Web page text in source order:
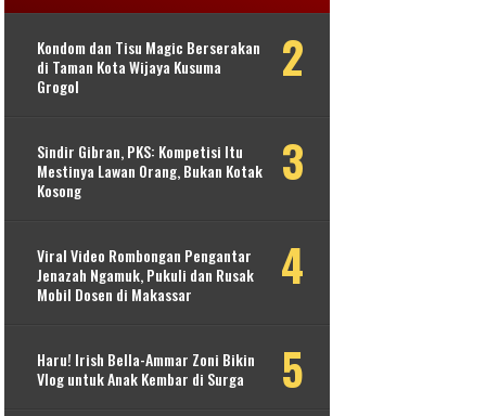
Kondom dan Tisu Magic Berserakan
di Taman Kota Wijaya Kusuma
Grogol
Sindir Gibran, PKS: Kompetisi Itu
Mestinya Lawan Orang, Bukan Kotak
Kosong
Viral Video Rombongan Pengantar
Jenazah Ngamuk, Pukuli dan Rusak
Mobil Dosen di Makassar
Haru! Irish Bella-Ammar Zoni Bikin
Vlog untuk Anak Kembar di Surga